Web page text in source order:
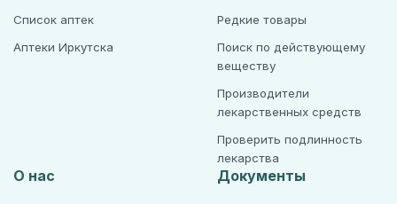
Список аптек
Аптеки Иркутска
Редкие товары
Поиск по действующему
веществу
Производители
лекарственных средств
Проверить подлинность
лекарства
О нас Документы